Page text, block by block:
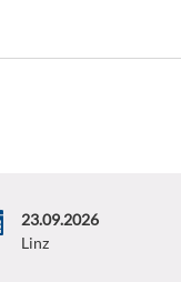
23.09.2026
Linz